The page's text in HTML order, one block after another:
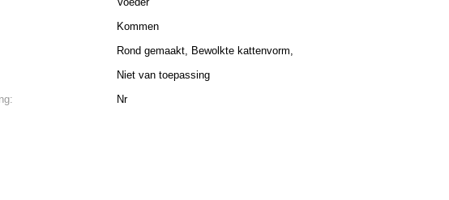
Kommen
Rond gemaakt, Bewolkte kattenvorm,
Niet van toepassing
Nr